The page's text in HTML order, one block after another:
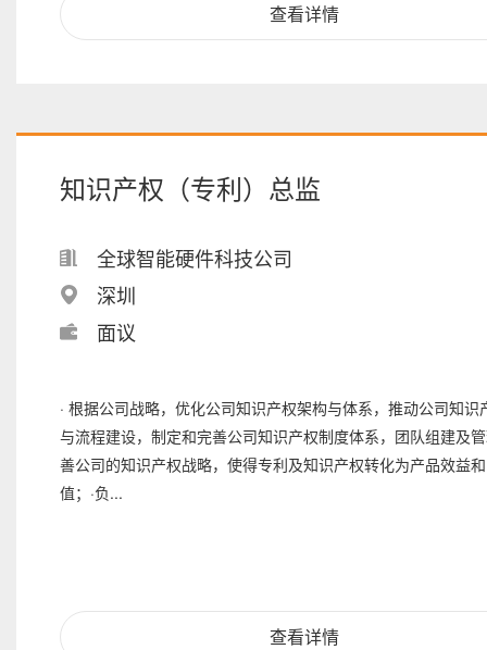
查看详情
知识产权（专利）总监
全球智能硬件科技公司
深圳
面议
· 根据公司战略，优化公司知识产权架构与体系，推动公司知识
与流程建设，制定和完善公司知识产权制度体系，团队组建及管
善公司的知识产权战略，使得专利及知识产权转化为产品效益
值；·负...
查看详情